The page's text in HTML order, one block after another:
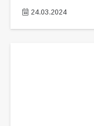
24.03.2024